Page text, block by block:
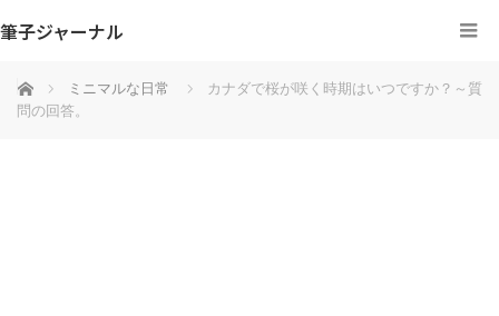
筆子ジャーナル
ホーム ミニマルな日常
カナダで桜が咲く時期はいつですか？～質
問の回答。